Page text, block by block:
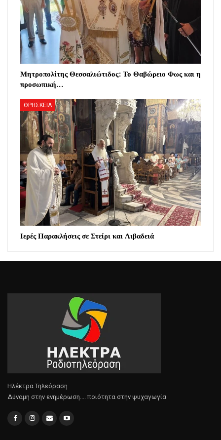
Μητροπολίτης Θεσσαλιώτιδος: Το Θαβώρειο Φως και η
προσωπική…
ΘΡΗΣΚΕΙΑ
Ιερές Παρακλήσεις σε Στείρι και Λιβαδειά
Ηλέκτρα Τηλεόραση
Δύναμη στην ενημέρωση.... ποιότητα στην ψυχαγωγία